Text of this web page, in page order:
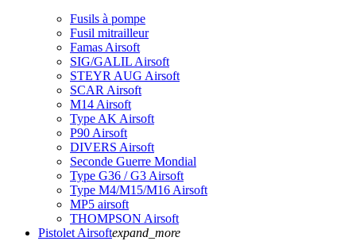
Fusils à pompe
Fusil mitrailleur
Famas Airsoft
SIG/GALIL Airsoft
STEYR AUG Airsoft
SCAR Airsoft
M14 Airsoft
Type AK Airsoft
P90 Airsoft
DIVERS Airsoft
Seconde Guerre Mondial
Type G36 / G3 Airsoft
Type M4/M15/M16 Airsoft
MP5 airsoft
THOMPSON Airsoft
Pistolet Airsoftexpand_more